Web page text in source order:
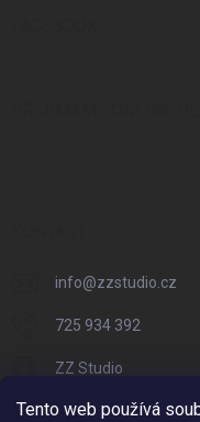
Tento web používá
info@zzstudio.cz
725 934 392
ZZ Studio
zzstudio_cz